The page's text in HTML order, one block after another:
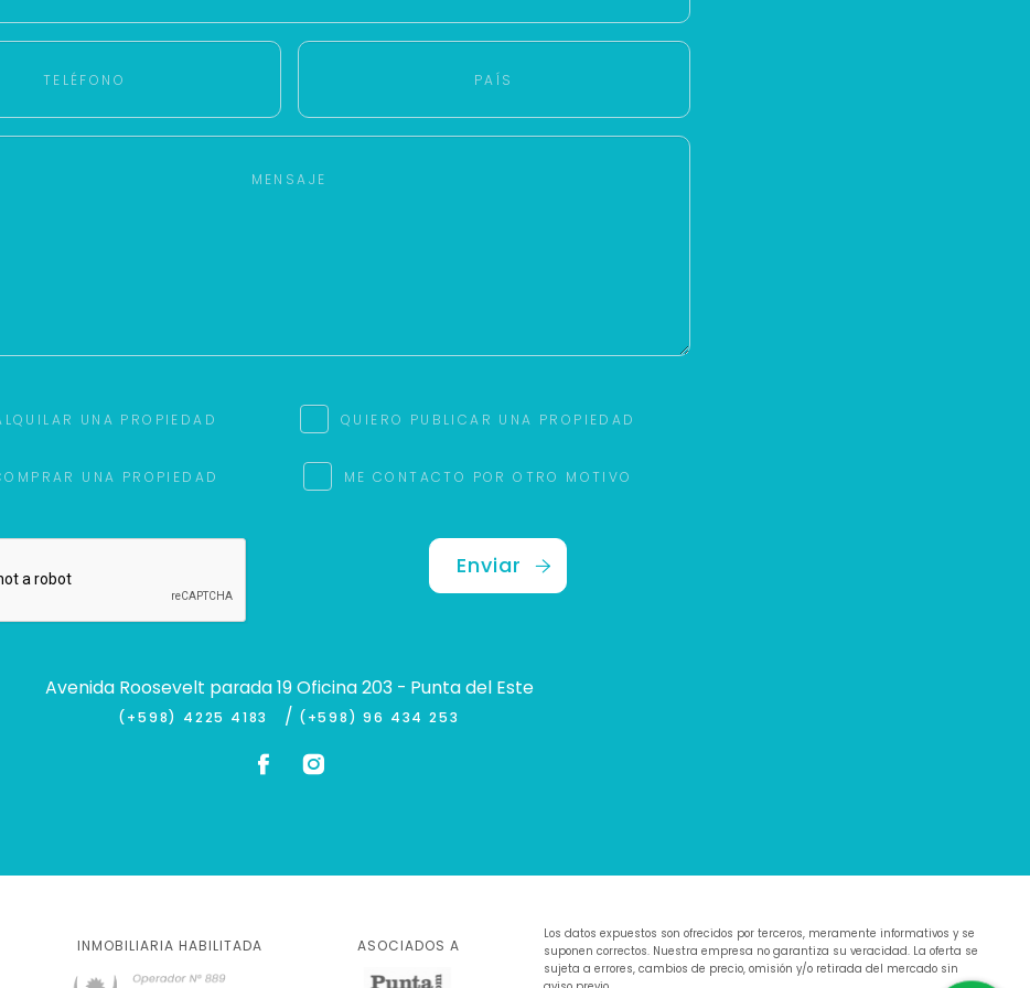
UNA PROPIEDAD QUIERO PUBLICAR UNA PROPIEDAD
UNA PROPIEDAD ME CONTACTO POR OTRO MOTIVO
Enviar
Avenida Roosevelt parada 19 Oficina 203 - Punta del Este
(+598) 4225 4183 / (+598) 96 434 253
INMOBILIARIA HABILITADA ASOCIADOS A
Los datos expuestos son ofrecidos por terceros, meramente informativos y se
suponen correctos. Nuestra empresa no garantiza su veracidad. La oferta se
sujeta a errores, cambios de precio, omisión y/o retirada del mercado sin